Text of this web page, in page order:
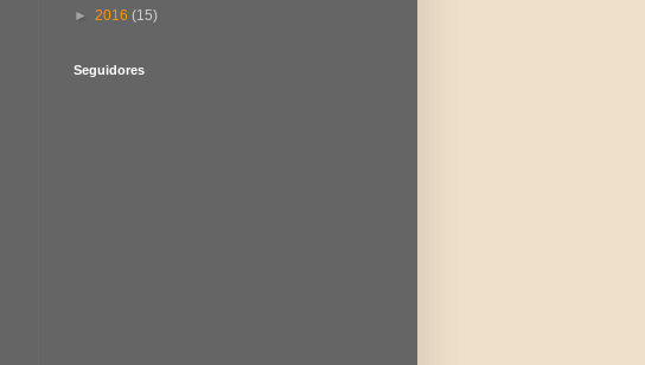
► 2016 (15)
Seguidores